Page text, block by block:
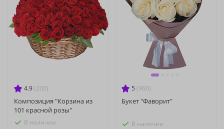
4.9 (200)
Композиция "Корзина из
101 красной розы"
В наличии
5 (960)
Букет "Фаворит"
В наличии